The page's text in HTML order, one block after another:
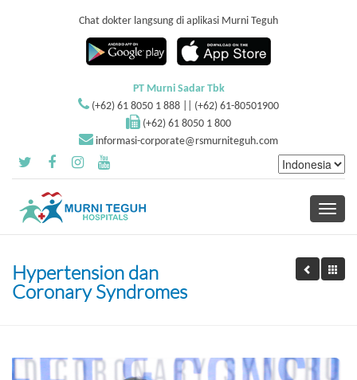
Chat dokter langsung di aplikasi Murni Teguh
PT Murni Sadar Tbk
(+62) 61 8050 1 888 || (+62) 61-80501900
(+62) 61 8050 1 800
informasi-corporate@rsmurniteguh.com
Toggle
Hypertension dan
Coronary Syndromes